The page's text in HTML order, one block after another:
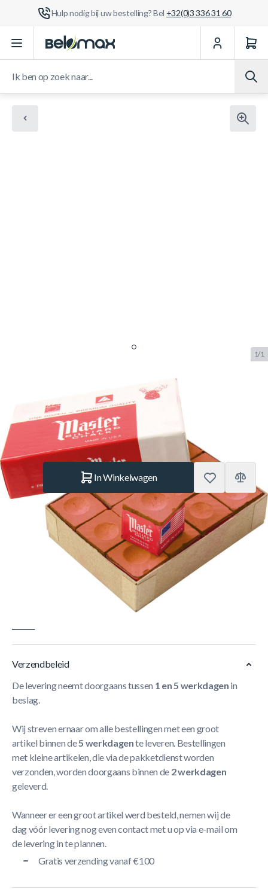
Hulp nodig bij uw bestelling? Bel +32(0)3 336 31 60
Ga naar de inhoud
1/1
Master biljart krijt roest 12 stuks
SKU:BUF.3003.090 Merk: Master
Op voorraad
Aantal
In Winkelwagen
Korte Beschrijving
Krijt van Master wordt algemeen beschouwd als een van
de beste; een perfecte structuur die de pomerans strak en
gelijkmatig bedekt. Krijt komt in vele kleuren: de algemene
regel luidt dat donkere kleuren beter houden op harde tips
(pomerans) en lichte kleuren beter op zachte tips.
Verzendbeleid
De levering neemt doorgaans tussen 1 en 5 werkdagen in
beslag.
Wij streven ernaar om alle bestellingen met een groot
artikel binnen de5 werkdagente leveren. Bestellingen
met kleine artikelen, die via de pakketdienst worden
verzonden, worden doorgaans binnen de 2 werkdagen
geleverd.
Wanneer er een groot artikel werd besteld, nemen wij de
dag vóór levering nog even contact met u op via e-mail om
de levering in te plannen.
Gratis verzending vanaf €100